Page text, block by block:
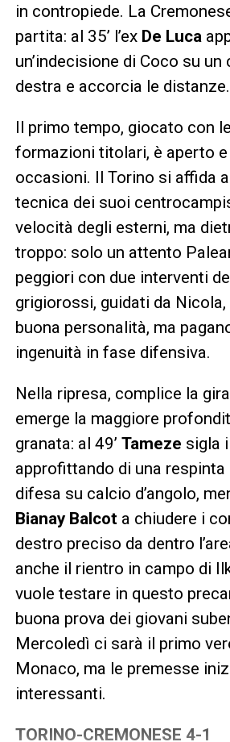
in contropiede. La
partita: al 35’ l’ex De Luca
un’indecisione di Coco su un
destra e accorcia le distanze.
Il primo tempo, giocato con
formazioni titolari, è aperto
occasioni. Il Torino si affida
tecnica dei suoi
velocità degli esterni, ma
troppo: solo un attento
peggiori con due interventi
grigiorossi, guidati da
buona personalità, ma
ingenuità in fase difensiva.
Nella ripresa, complice la
emerge la maggiore
granata: al 49’ Tameze sigla
approfittando di una
difesa su calcio d’angolo,
Bianay Balcota chiudere i
destro preciso da dentro
anche il rientro in campo di
vuole testare in questo
buona prova dei giovani
Mercoledì ci sarà il primo
Monaco, ma le premesse
interessanti.
TORINO-CREMONESE 4-1